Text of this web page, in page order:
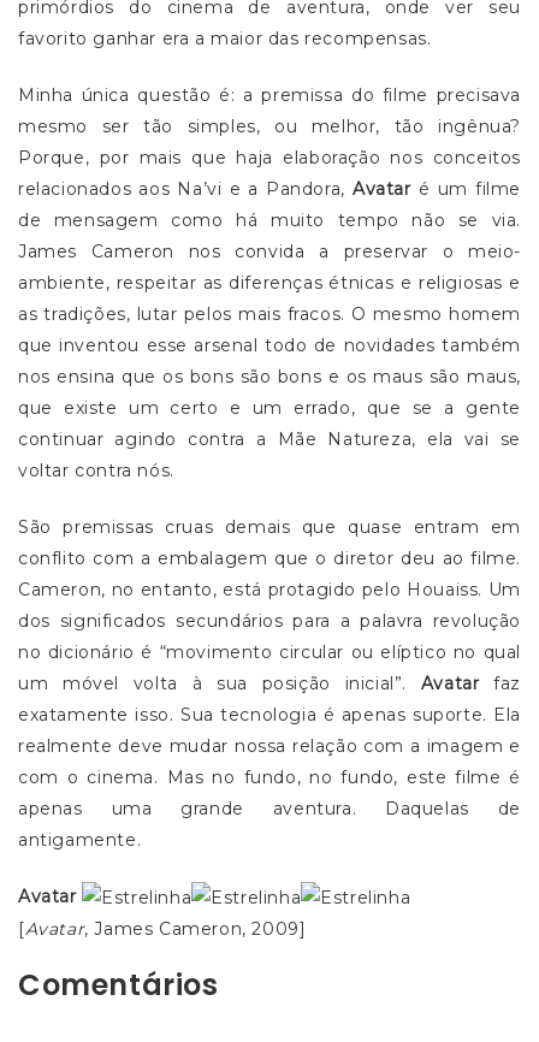
primórdios do cinema de aventura, onde ver seu
favorito ganhar era a maior das recompensas.
Minha única questão é: a premissa do filme precisava
mesmo ser tão simples, ou melhor, tão ingênua?
Porque, por mais que haja elaboração nos conceitos
relacionados aos Na’vi e a Pandora,Avataré um filme
de mensagem como há muito tempo não se via.
James Cameron nos convida a preservar o meio-
ambiente, respeitar as diferenças étnicas e religiosas e
as tradições, lutar pelos mais fracos. O mesmo homem
que inventou esse arsenal todo de novidades também
nos ensina que os bons são bons e os maus são maus,
que existe um certo e um errado, que se a gente
continuar agindo contra a Mãe Natureza, ela vai se
voltar contra nós.
São premissas cruas demais que quase entram em
conflito com a embalagem que o diretor deu ao filme.
Cameron, no entanto, está protagido pelo Houaiss. Um
dos significados secundários para a palavra revolução
no dicionário é “movimento circular ou elíptico no qual
um móvel volta à sua posição inicial”. Avatarfaz
exatamente isso. Sua tecnologia é apenas suporte. Ela
realmente deve mudar nossa relação com a imagem e
com o cinema. Mas no fundo, no fundo, este filme é
apenas uma grande aventura. Daquelas de
antigamente.
Avatar
[Avatar, James Cameron, 2009]
Comentários